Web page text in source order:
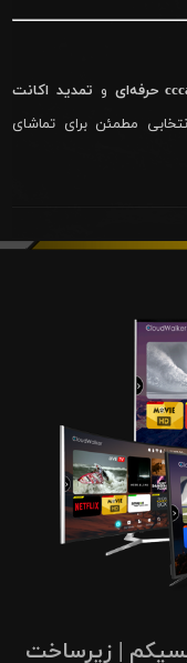
و تمدید اکانت
مطمئن برای تماشای
| زیرساخت